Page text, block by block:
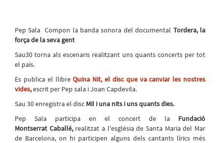
Pep Sala Compon la banda sonora del documental Tordera, la
força de la seva gent
Sau30 torna als escenaris realitzant uns quants concerts per tot
el país.
Es publica el llibreQuina Nit, el disc que va canviar les nostres
vides,escrit per Pep sala i Joan Capdevila.
Sau 30 enregistra el disc Mil i una nits i uns quants dies.
Pep Sala participa en el concert de la Fundació
Montserrat Caballé,realitzat a l'església de Santa Maria del Mar
de Barcelona, on hi participen alguns dels cantants lírics més